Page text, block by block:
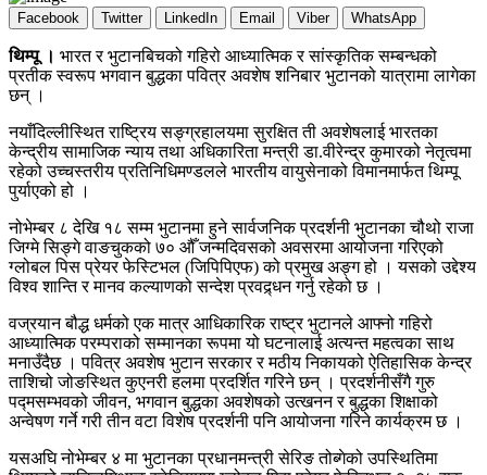
Facebook Twitter LinkedIn Email Viber WhatsApp
थिम्पू । भारत र भुटानबिचको गहिरो आध्यात्मिक र सांस्कृतिक सम्बन्धको
प्रतीक स्वरूप भगवान बुद्धका पवित्र अवशेष शनिबार भुटानको यात्रामा लागेका
छन् ।
नयाँदिल्लीस्थित राष्ट्रिय सङ्ग्रहालयमा सुरक्षित ती अवशेषलाई भारतका
केन्द्रीय सामाजिक न्याय तथा अधिकारिता मन्त्री डा.वीरेन्द्र कुमारको नेतृत्वमा
रहेको उच्चस्तरीय प्रतिनिधिमण्डलले भारतीय वायुसेनाको विमानमार्फत थिम्पू
पुर्याएको हो ।
नोभेम्बर ८ देखि १८ सम्म भुटानमा हुने सार्वजनिक प्रदर्शनी भुटानका चौथो राजा
जिग्मे सिङ्गे वाङचुकको ७० औँ जन्मदिवसको अवसरमा आयोजना गरिएको
ग्लोबल पिस प्रेयर फेस्टिभल (जिपिपिएफ) को प्रमुख अङ्ग हो । यसको उद्देश्य
विश्व शान्ति र मानव कल्याणको सन्देश प्रवद्र्धन गर्नु रहेको छ ।
वज्रयान बौद्ध धर्मको एक मात्र आधिकारिक राष्ट्र भुटानले आफ्नो गहिरो
आध्यात्मिक परम्पराको सम्मानका रूपमा यो घटनालाई अत्यन्त महत्वका साथ
मनाउँदैछ । पवित्र अवशेष भुटान सरकार र मठीय निकायको ऐतिहासिक केन्द्र
ताशिचो जोङस्थित कुएनरी हलमा प्रदर्शित गरिने छन् । प्रदर्शनीसँगै गुरु
पद्मसम्भवको जीवन, भगवान बुद्धका अवशेषको उत्खनन र बुद्धका शिक्षाको
अन्वेषण गर्ने गरी तीन वटा विशेष प्रदर्शनी पनि आयोजना गरिने कार्यक्रम छ ।
यसअघि नोभेम्बर ४ मा भुटानका प्रधानमन्त्री सेरिङ तोब्गेको उपस्थितिमा